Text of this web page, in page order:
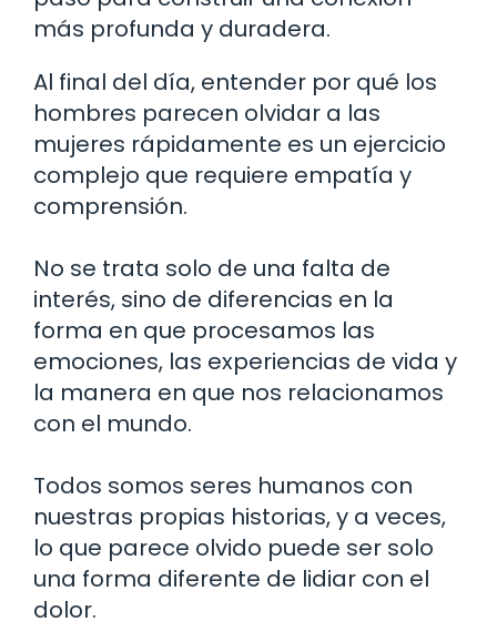
más profunda y duradera.
Al final del día, entender por qué los
hombres parecen olvidar a las
mujeres rápidamente es un ejercicio
complejo que requiere empatía y
comprensión.
No se trata solo de una falta de
interés, sino de diferencias en la
forma en que procesamos las
emociones, las experiencias de vida y
la manera en que nos relacionamos
con el mundo.
Todos somos seres humanos con
nuestras propias historias, y a veces,
lo que parece olvido puede ser solo
una forma diferente de lidiar con el
dolor.